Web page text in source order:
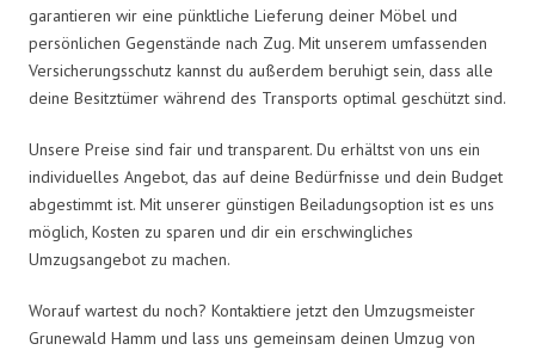
garantieren wir eine pünktliche Lieferung deiner Möbel und
persönlichen Gegenstände nach Zug. Mit unserem umfassenden
Versicherungsschutz kannst du außerdem beruhigt sein, dass alle
deine Besitztümer während des Transports optimal geschützt sind.
Unsere Preise sind fair und transparent. Du erhältst von uns ein
individuelles Angebot, das auf deine Bedürfnisse und dein Budget
abgestimmt ist. Mit unserer günstigen Beiladungsoption ist es uns
möglich, Kosten zu sparen und dir ein erschwingliches
Umzugsangebot zu machen.
Worauf wartest du noch? Kontaktiere jetzt den Umzugsmeister
Grunewald Hamm und lass uns gemeinsam deinen Umzug von